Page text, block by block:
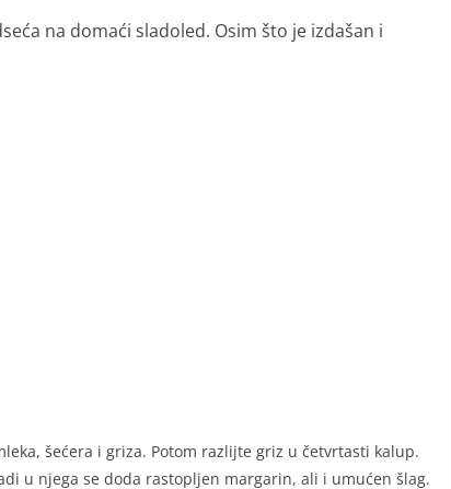
na domaći sladoled. Osim što je izdašan i
šećera i griza. Potom razlijte griz u četvrtasti kalup.
u njega se doda rastopljen margarin, ali i umućen šlag.